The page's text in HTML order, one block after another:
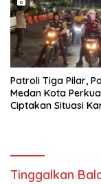
Patroli Tiga Pilar,
Medan Kota
Ciptakan Situasi
Tinggalkan